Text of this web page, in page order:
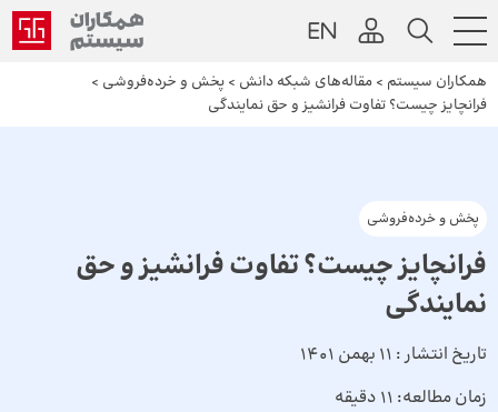
همکاران سیستم > مقاله‌های شبکه دانش > پخش و خرده‌فروشی >
فرانچایز چیست؟ تفاوت فرانشیز و حق نمایندگی
پخش و خرده‌فروشی
فرانچایز چیست؟ تفاوت فرانشیز و حق
نمایندگی
تاریخ انتشار : 11 بهمن 1401
زمان مطالعه: 11 دقیقه